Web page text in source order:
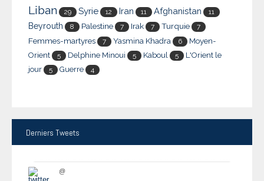
Liban 29 Syrie 12 Iran 11 Afghanistan 11
Beyrouth 8 Palestine 7 Irak 7 Turquie 7
Femmes-martyres 7 Yasmina Khadra 6
Moyen-
Orient
5 Delphine Minoui 5 Kaboul 5
L'Orient le
jour
5 Guerre 4
Derniers Tweets
@